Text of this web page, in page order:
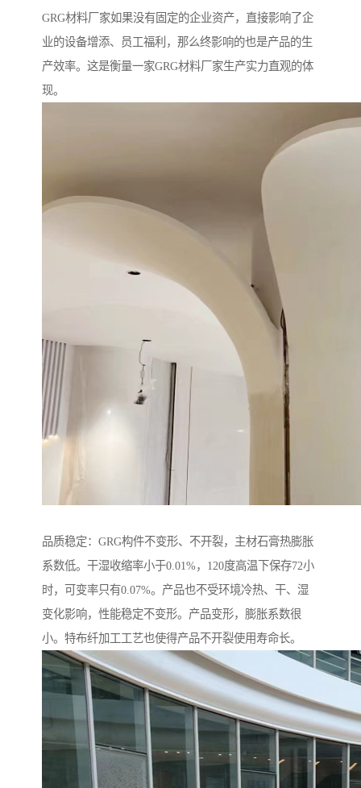
GRG材料厂家如果没有固定的企业资产，直接影响了企
业的设备增添、员工福利，那么终影响的也是产品的生
产效率。这是衡量一家GRG材料厂家生产实力直观的体
现。
品质稳定：GRG构件不变形、不开裂，主材石膏热膨胀
系数低。干湿收缩率小于0.01%，120度高温下保存72小
时，可变率只有0.07%。产品也不受环境冷热、干、湿
变化影响，性能稳定不变形。产品变形，膨胀系数很
小。特布纤加工工艺也使得产品不开裂使用寿命长。